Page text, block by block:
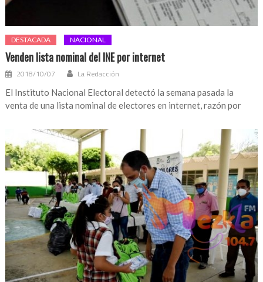
DESTACADA NACIONAL
Venden lista nominal del INE por internet
2018/10/07 La Redacción
El Instituto Nacional Electoral detectó la semana pasada la
venta de una lista nominal de electores en internet, razón por